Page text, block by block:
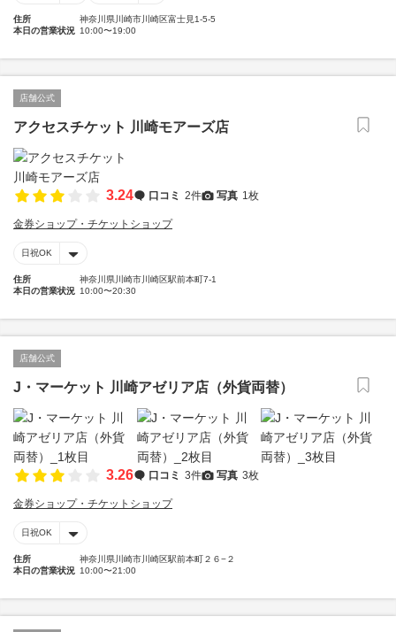
住所
神奈川県川崎市川崎区富士見1-5-5
本日の営業状況 10:00〜19:00
店舗公式
アクセスチケット 川崎モアーズ店
3.24 口コミ 2件 写真 1枚
金券ショップ・チケットショップ
日祝OK
住所
神奈川県川崎市川崎区駅前本町7-1
本日の営業状況 10:00〜20:30
店舗公式
J・マーケット 川崎アゼリア店（外貨両替）
3.26 口コミ 3件 写真 3枚
金券ショップ・チケットショップ
日祝OK
住所
神奈川県川崎市川崎区駅前本町２６−２
本日の営業状況 10:00〜21:00